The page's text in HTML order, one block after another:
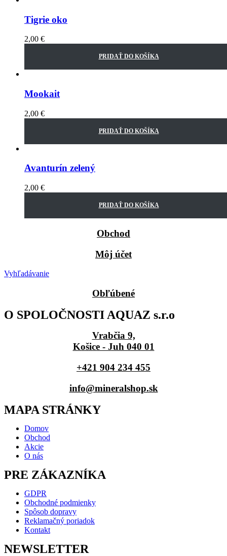
Tigrie oko
2,00 €
PRIDAŤ DO KOŠÍKA
Mookait
2,00 €
PRIDAŤ DO KOŠÍKA
Avanturín zelený
2,00 €
PRIDAŤ DO KOŠÍKA
Obchod
Môj účet
Vyhľadávanie
Obľúbené
O SPOLOČNOSTI AQUAZ s.r.o
Vrabčia 9,
Košice - Juh 040 01
+421 904 234 455
info@mineralshop.sk
MAPA STRÁNKY
Domov
Obchod
Akcie
O nás
PRE ZÁKAZNÍKA
GDPR
Obchodné podmienky
Spôsob dopravy
Reklamačný poriadok
Kontakt
NEWSLETTER